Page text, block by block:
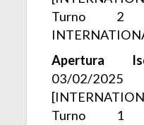
Turno 2
Apertura
03/02/
Turno 1